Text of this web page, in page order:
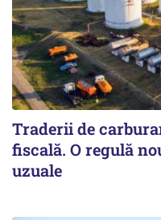
Traderii de
fiscală. O regulă
uzuale